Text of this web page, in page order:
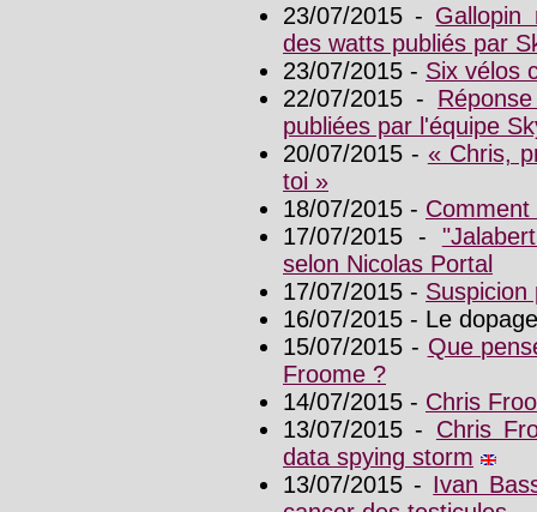
23/07/2015 - Gallopin
des watts publiés par
23/07/2015 - Six vélos
22/07/2015 -
publiées par l'équipe
20/07/2015 - « Chris,
toi »
18/07/2015 -
17/07/2015 -
selon Nicolas Portal
17/07/2015 - Suspicion
16/07/2015 - Le
15/07/2015 - Que
Froome ?
14/07/2015 - Chris
13/07/2015 - Chris
data spying storm
13/07/2015 - Ivan